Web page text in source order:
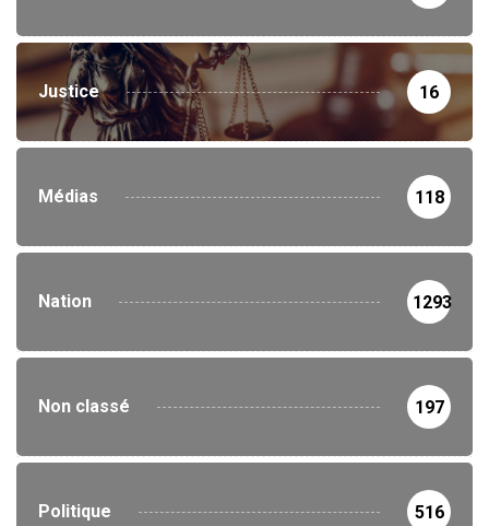
Justice 16
Médias 118
Nation 1293
Non classé 197
Politique 516